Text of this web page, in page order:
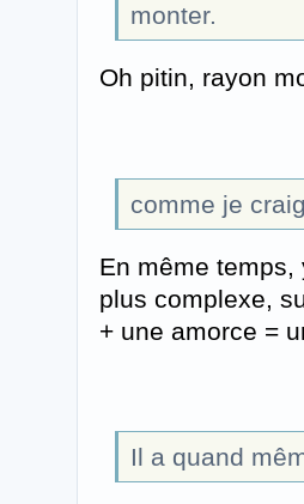
monter.
Oh pitin, rayon
comme je
En même
plus complexe,
+ une amorce =
Il a quand